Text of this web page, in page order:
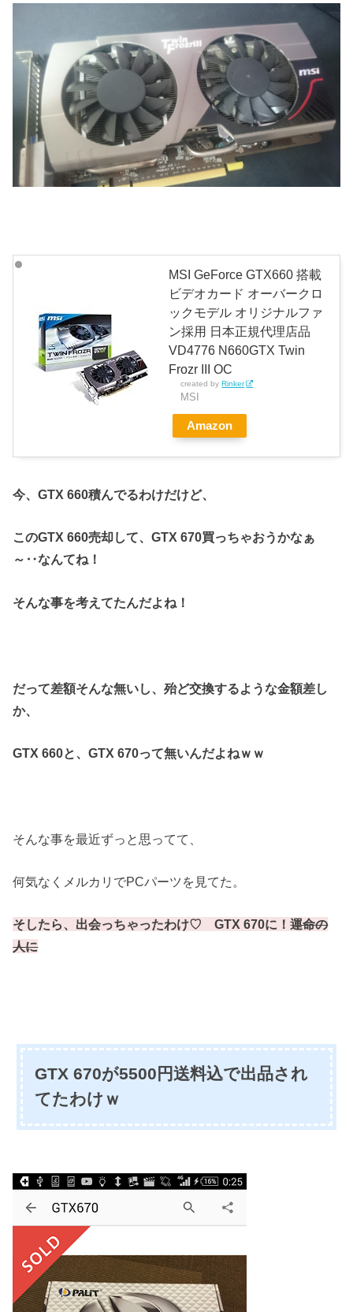
MSI GeForce GTX660 搭載
ビデオカード オーバークロ
ックモデル オリジナルファ
ン採用 日本正規代理店品
VD4776 N660GTX Twin
Frozr III OC
created byRinker
MSI
Amazon
今、GTX 660積んでるわけだけど、
このGTX 660売却して、GTX 670買っちゃおうかなぁ
～‥なんてね！
そんな事を考えてたんだよね！
だって差額そんな無いし、殆ど交換するような金額差し
か、
GTX 660と、GTX 670って無いんだよねｗｗ
そんな事を最近ずっと思ってて、
何気なくメルカリでPCパーツを見てた。
そしたら、出会っちゃったわけ♡ GTX 670に！運命の
人に
GTX 670が5500円送料込で出品され
てたわけｗ